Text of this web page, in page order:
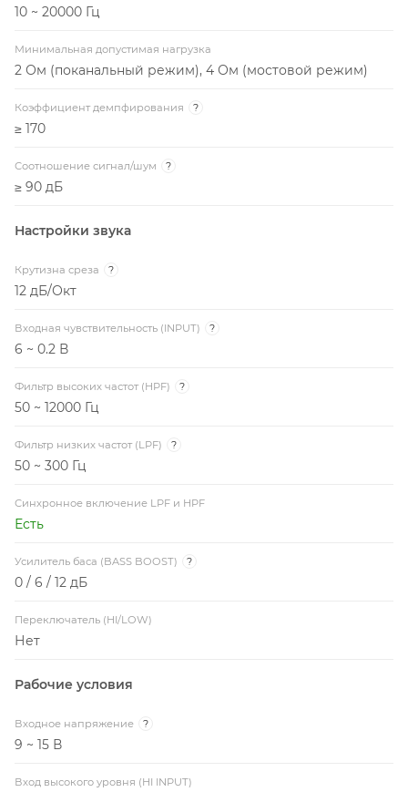
10 ~ 20000 Гц
Минимальная допустимая нагрузка
2 Ом (поканальный режим), 4 Ом (мостовой режим)
Коэффициент демпфирования ?
≥ 170
Соотношение сигнал/шум ?
≥ 90 дБ
Настройки звука
Крутизна среза ?
12 дБ/Окт
Входная чувствительность (INPUT) ?
6 ~ 0.2 В
Фильтр высоких частот (HPF) ?
50 ~ 12000 Гц
Фильтр низких частот (LPF) ?
50 ~ 300 Гц
Синхронное включение LPF и HPF
Есть
Усилитель баса (BASS BOOST) ?
0 / 6 / 12 дБ
Переключатель (HI/LOW)
Нет
Рабочие условия
Входное напряжение ?
9 ~ 15 В
Вход высокого уровня (HI INPUT)